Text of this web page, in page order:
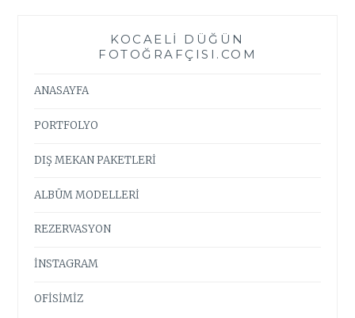
KOCAELI DÜĞÜN
FOTOĞRAFÇISI.COM
ANASAYFA
PORTFOLYO
DIŞ MEKAN PAKETLERİ
ALBÜM MODELLERİ
REZERVASYON
İNSTAGRAM
OFİSİMİZ